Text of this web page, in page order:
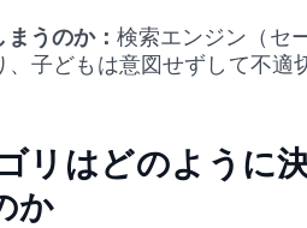
うのか： 検索エンジン（セ
子どもは意図せずして不適
リはどのように
か